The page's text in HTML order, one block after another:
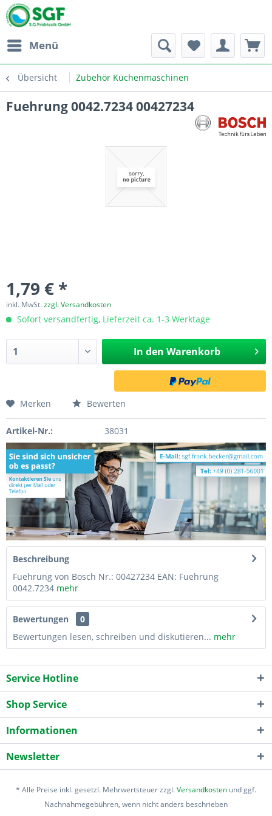
Menü
Übersicht Zubehör Küchenmaschinen
Fuehrung 0042.7234 00427234
1,79 € *
inkl. MwSt.zzgl. Versandkosten
Sofort versandfertig, Lieferzeit ca. 1-3 Werktage
In den Warenkorb
Merken Bewerten
Artikel-Nr.: 38031
Beschreibung
Fuehrung von Bosch Nr.: 00427234 EAN: Fuehrung
0042.7234 mehr
Bewertungen
0
Bewertungen lesen, schreiben und diskutieren... mehr
Service Hotline
Shop Service
Informationen
Newsletter
* Alle Preise inkl. gesetzl. Mehrwertsteuer zzgl.Versandkosten und ggf.
Nachnahmegebühren, wenn nicht anders beschrieben